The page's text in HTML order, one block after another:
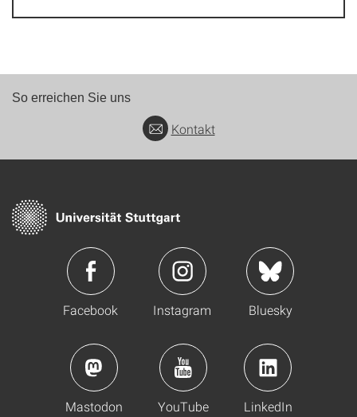
So erreichen Sie uns
Kontakt
Facebook Instagram Bluesky
Mastodon YouTube LinkedIn